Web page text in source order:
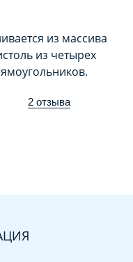
из массива
из четырех
2 отзыва